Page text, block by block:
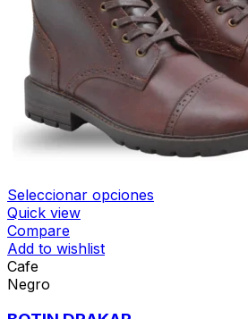
Seleccionar opciones
Quick view
Compare
Add to wishlist
Cafe
Negro